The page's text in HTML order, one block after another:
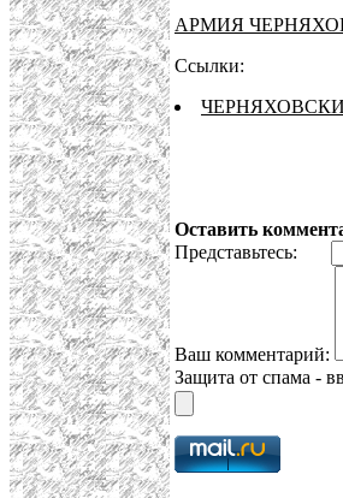
АРМИЯ
Ссылки:
Оставить
Представьтесь:
Ваш комментарий:
Защита от спама -